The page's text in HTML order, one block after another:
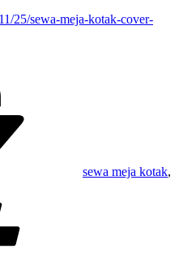
25/sewa-meja-kotak-cover-
sewa meja kotak,